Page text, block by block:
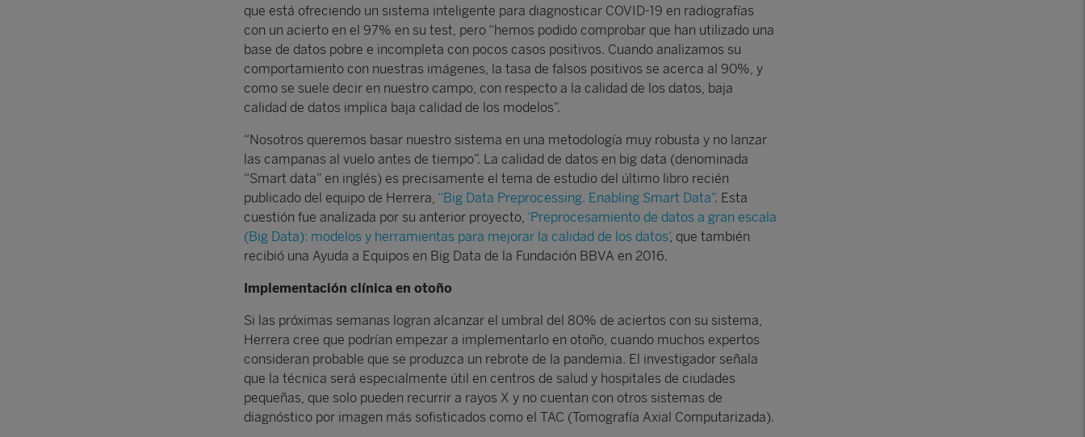
que está ofreciendo un sistema inteligente para diagnosticar COVID-19 en radiografías
con un acierto en el 97% en su test, pero “hemos podido comprobar que han utilizado una
base de datos pobre e incompleta con pocos casos positivos. Cuando analizamos su
comportamiento con nuestras imágenes, la tasa de falsos positivos se acerca al 90%, y
como se suele decir en nuestro campo, con respecto a la calidad de los datos, baja
calidad de datos implica baja calidad de los modelos”.
“Nosotros queremos basar nuestro sistema en una metodología muy robusta y no lanzar
las campanas al vuelo antes de tiempo”. La calidad de datos en big data (denominada
“Smart data” en inglés) es precisamente el tema de estudio del último libro recién
publicado del equipo de Herrera, “Big Data Preprocessing. Enabling Smart Data”. Esta
cuestión fue analizada por su anterior proyecto, ‘Preprocesamiento de datos a gran escala
(Big Data): modelos y herramientas para mejorar la calidad de los datos’, que también
recibió una Ayuda a Equipos en Big Data de la Fundación BBVA en 2016.
Implementación clínica en otoño
Si las próximas semanas logran alcanzar el umbral del 80% de aciertos con su sistema,
Herrera cree que podrían empezar a implementarlo en otoño, cuando muchos expertos
consideran probable que se produzca un rebrote de la pandemia. El investigador señala
que la técnica será especialmente útil en centros de salud y hospitales de ciudades
pequeñas, que solo pueden recurrir a rayos X y no cuentan con otros sistemas de
diagnóstico por imagen más sofisticados como el TAC (Tomografía Axial Computarizada).